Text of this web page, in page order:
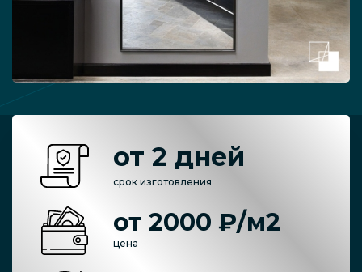
от 2 дней
срок изготовления
от 2000 ₽/м2
цена